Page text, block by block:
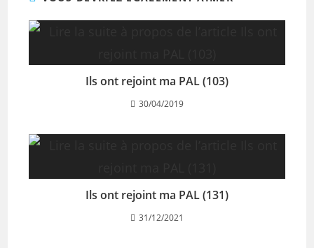
Ils ont rejoint ma PAL (103)
30/04/2019
Ils ont rejoint ma PAL (131)
31/12/2021